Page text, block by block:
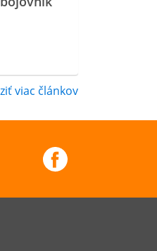
viac článkov